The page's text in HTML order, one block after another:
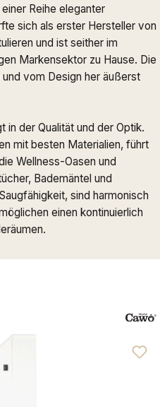
Reihe eleganter
sich als erster Hersteller von
und ist seither im
Markensektor zu Hause. Die
vom Design her äußerst
in der Qualität und der Optik.
mit besten Materialien, führt
Wellness-Oasen und
Bademäntel und
sind harmonisch
einen kontinuierlich
von 4.68 von 5 Sternen